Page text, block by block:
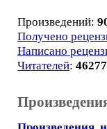
Произведений:
Получено
Написано
Читателей: 46277